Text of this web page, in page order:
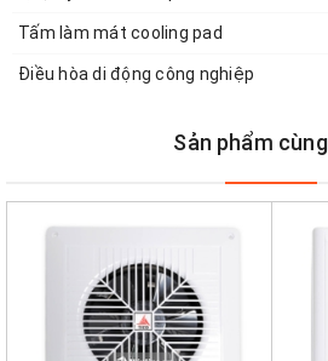
Tấm làm mát cooling pad
Điều hòa di động công nghiệp
Sản phẩm